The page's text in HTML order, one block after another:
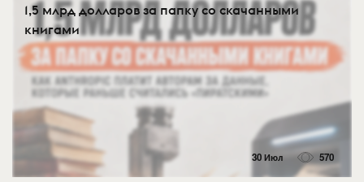
1,5 млрд долларов за папку со скачанными
книгами
30 Июл 570